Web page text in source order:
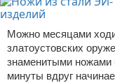
Можно месяцами
златоустовских
знаменитыми ножами
минуты вдруг